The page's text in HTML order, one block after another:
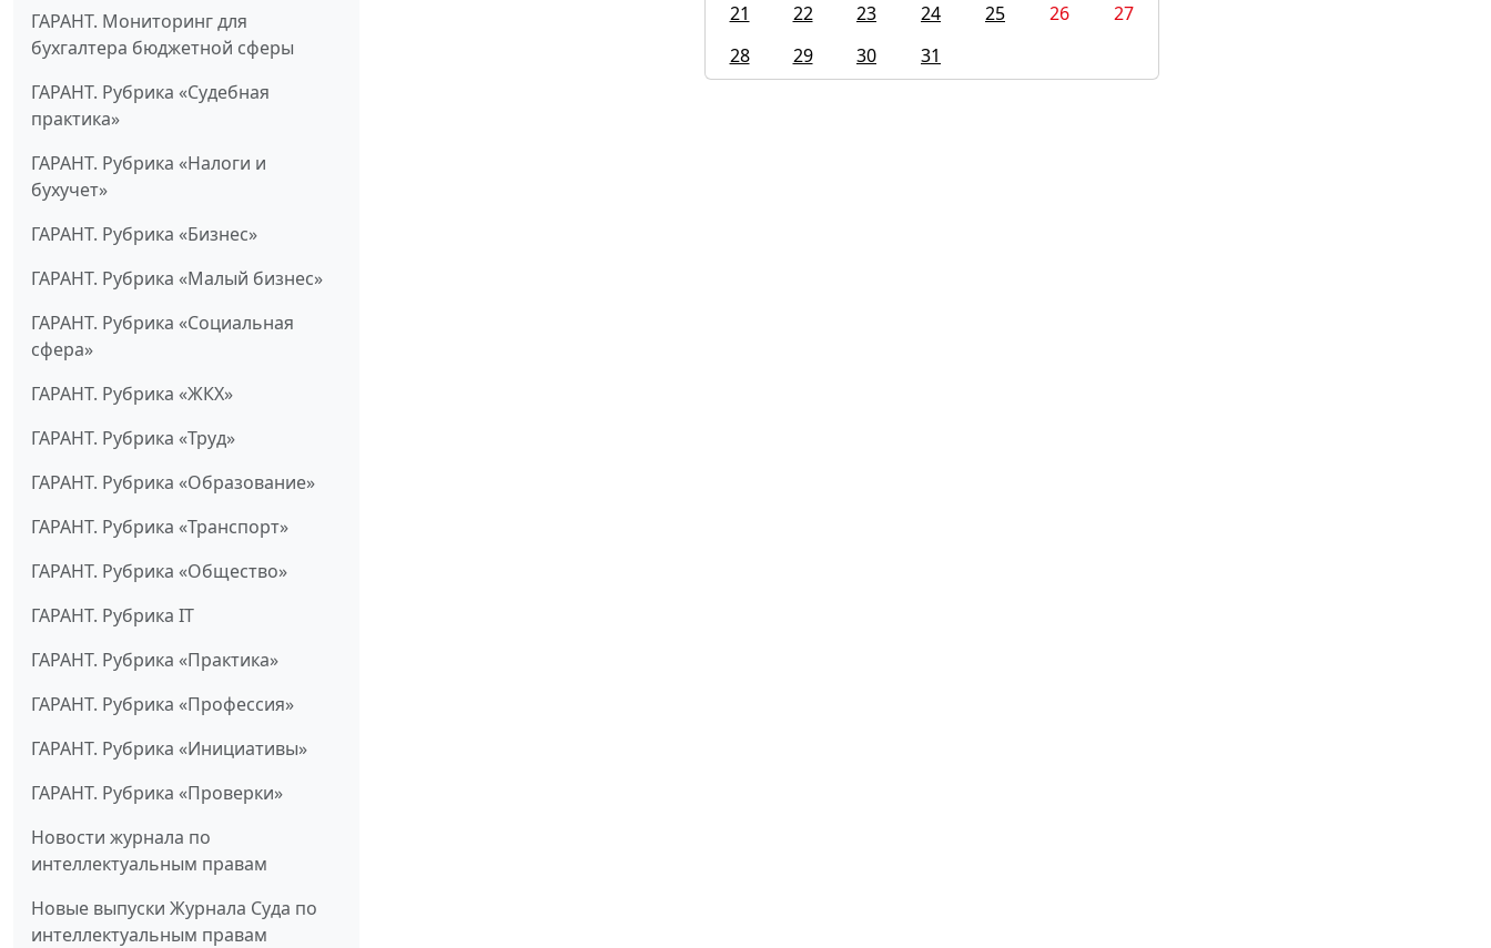
ГАРАНТ. Мониторинг для
бухгалтера бюджетной сферы
ГАРАНТ. Рубрика «Судебная
практика»
ГАРАНТ. Рубрика «Налоги и
бухучет»
ГАРАНТ. Рубрика «Бизнес»
ГАРАНТ. Рубрика «Малый бизнес»
ГАРАНТ. Рубрика «Социальная
сфера»
ГАРАНТ. Рубрика «ЖКХ»
ГАРАНТ. Рубрика «Труд»
ГАРАНТ. Рубрика «Образование»
ГАРАНТ. Рубрика «Транспорт»
ГАРАНТ. Рубрика «Общество»
ГАРАНТ. Рубрика IT
ГАРАНТ. Рубрика «Практика»
ГАРАНТ. Рубрика «Профессия»
ГАРАНТ. Рубрика «Инициативы»
ГАРАНТ. Рубрика «Проверки»
Новости журнала по
интеллектуальным правам
Новые выпуски Журнала Суда по
интеллектуальным правам
21
22 23 24 25 26
27
28
29 30 31